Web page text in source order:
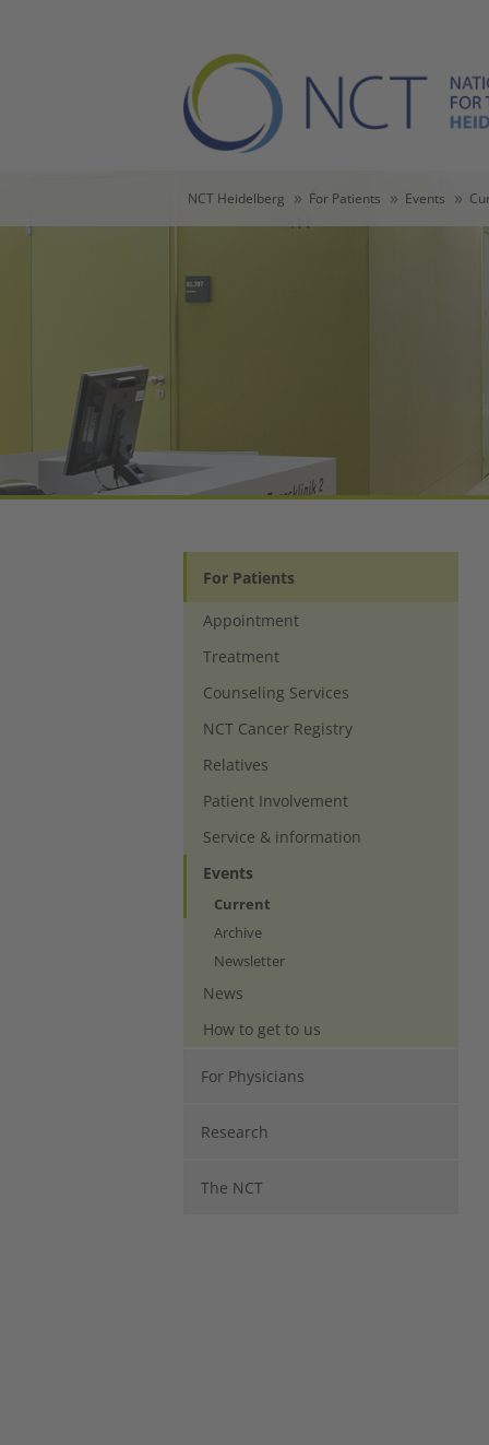
NCT Heidelberg For Patients Events
For Patients
Appointment
Treatment
Counseling Services
NCT Cancer Registry
Relatives
Patient Involvement
Service & information
Events
Current
Archive
Newsletter
News
How to get to us
For Physicians
Research
The NCT